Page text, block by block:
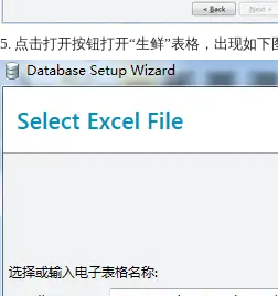
5. 点击打开按钮打开“生鲜”表格，出现如